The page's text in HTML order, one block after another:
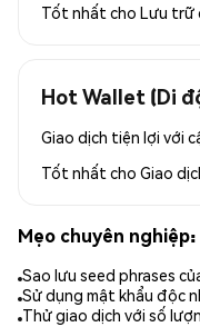
Tốt nhất cho Lưu trữ
Hot Wallet (Di
Giao dịch tiện lợi với
Tốt nhất cho Giao
Mẹo chuyên nghiệp:
Sao lưu seed phrases
Sử dụng mật khẩu độc
Thử giao dịch với số